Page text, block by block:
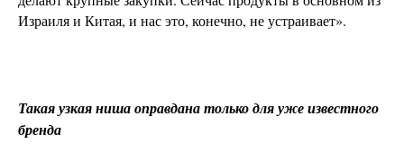
Израиля и Китая, и нас это, конечно, не устраивает».
Такая узкая ниша оправдана только для уже известного
бренда